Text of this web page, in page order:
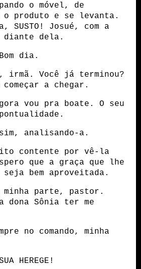
o móvel, de
produto e se levanta.
SUSTO! Josué, com a
diante dela.
dia.
irmã. Você já terminou?
a chegar.
vou pra boate. O seu
analisando-a.
contente por vê-la
que a graça que lhe
bem aproveitada.
minha parte, pastor.
dona Sônia ter me
no comando, minha
HEREGE!